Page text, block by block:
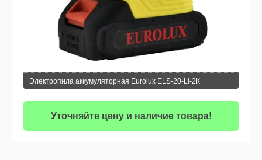
Электропила аккумуляторная Eurolux ELS-20-Li-2К
Уточняйте цену и наличие товара!